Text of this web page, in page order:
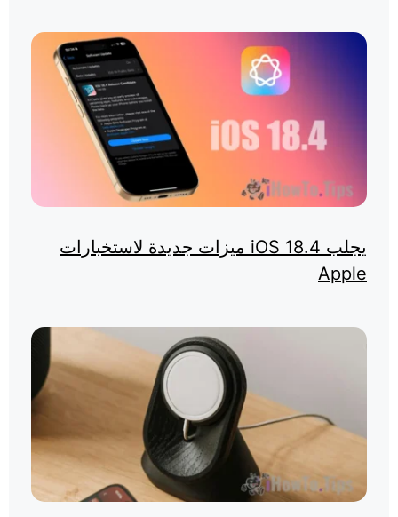
يجلب iOS 18.4 ميزات جديدة لاستخبارات
Apple